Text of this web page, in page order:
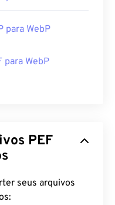
para WebP
para WebP
seus arquivos